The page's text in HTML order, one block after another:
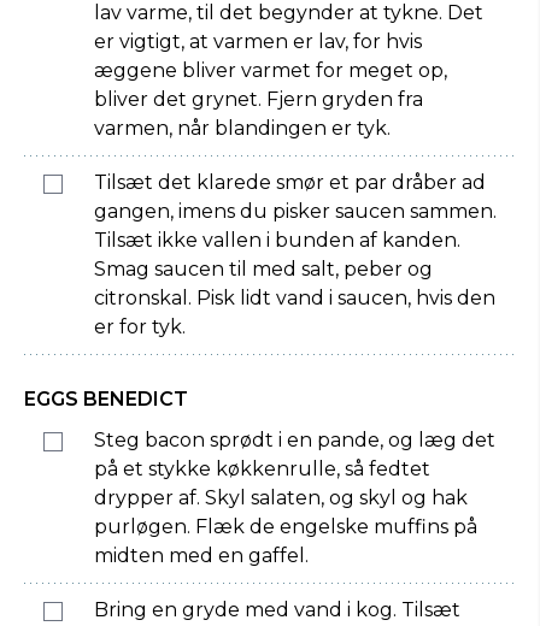
lav varme, til det begynder at tykne. Det
er vigtigt, at varmen er lav, for hvis
æggene bliver varmet for meget op,
bliver det grynet. Fjern gryden fra
varmen, når blandingen er tyk.
Tilsæt det klarede smør et par dråber ad
gangen, imens du pisker saucen sammen.
Tilsæt ikke vallen i bunden af kanden.
Smag saucen til med salt, peber og
citronskal. Pisk lidt vand i saucen, hvis den
er for tyk.
EGGS BENEDICT
Steg bacon sprødt i en pande, og læg det
på et stykke køkkenrulle, så fedtet
drypper af. Skyl salaten, og skyl og hak
purløgen. Flæk de engelske muffins på
midten med en gaffel.
Bring en gryde med vand i kog. Tilsæt